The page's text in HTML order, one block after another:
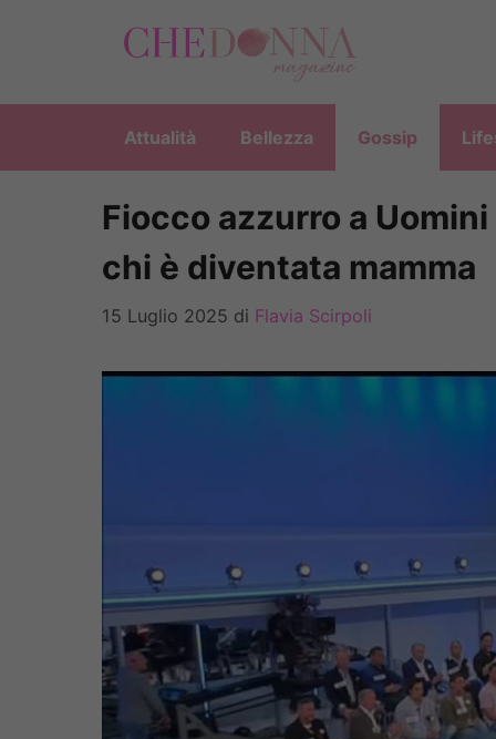
Attualità Bellezza Gossip
Fiocco azzurro a
chi è diventata mamma
15 Luglio 2025 di Flavia Scirpoli